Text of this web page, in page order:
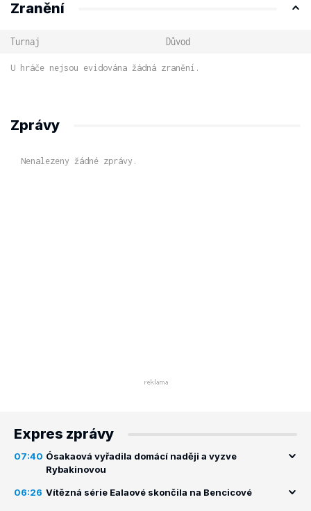
Zranění
Turnaj Důvod
U hráče nejsou evidována žádná zranění.
Zprávy
Nenalezeny žádné zprávy.
Expres zprávy
07:40 Ósakaová vyřadila domácí naději a vyzve
Rybakinovou
06:26 Vítězná série Ealaové skončila na Bencicové